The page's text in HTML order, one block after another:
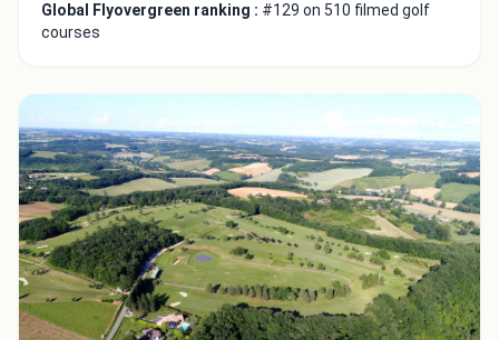
Global Flyovergreen ranking : #129 on 510 filmed golf
courses